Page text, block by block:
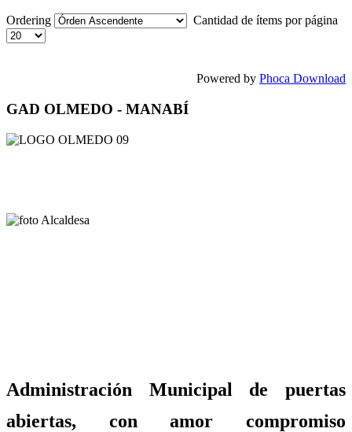
Ordering Cantidad de ítems por página
Powered by Phoca Download
GAD OLMEDO - MANABÍ
Administración Municipal de puertas
abiertas, con amor compromiso